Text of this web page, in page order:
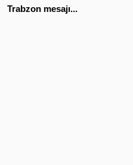
Trabzon mesajı...